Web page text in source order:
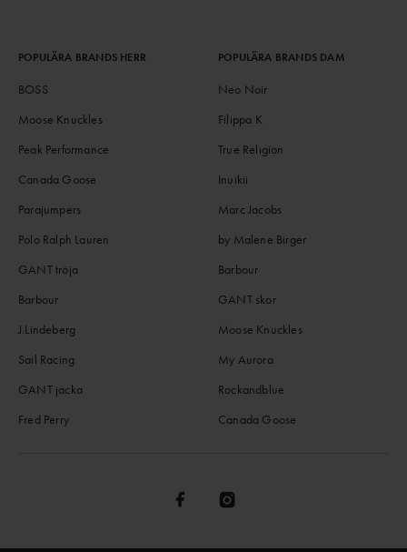
POPULÄRA BRANDS HERR
BOSS
Moose Knuckles
Peak Performance
Canada Goose
Parajumpers
Polo Ralph Lauren
GANT tröja
Barbour
J.Lindeberg
Sail Racing
GANT jacka
Fred Perry
POPULÄRA BRANDS DAM
Neo Noir
Filippa K
True Religion
Inuikii
Marc Jacobs
by Malene Birger
Barbour
GANT skor
Moose Knuckles
My Aurora
Rockandblue
Canada Goose